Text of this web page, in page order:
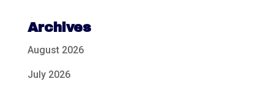
Archives
August 2026
July 2026